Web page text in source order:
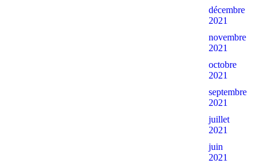
décembre
2021
novembre
2021
octobre
2021
septembre
2021
juillet
2021
juin
2021